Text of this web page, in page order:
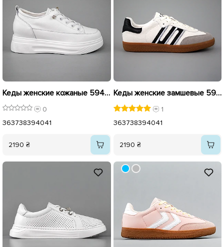
Кеды женские кожаные 594240 Белые
0
363738394041
2190 ₴
Кеды женские замшевые 594223 Белые
1
363738394041
2190 ₴